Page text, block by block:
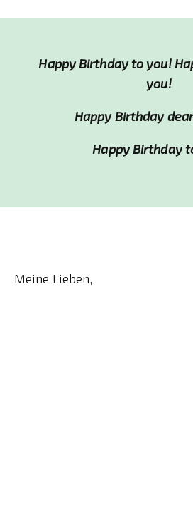
Happy Birthday to you!
you!
Happy Birthday
Happy Birthday
Meine Lieben,